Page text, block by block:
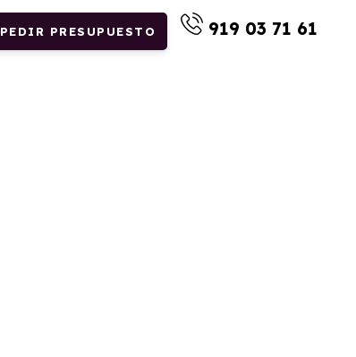
PEDIR PRESUPUESTO 919 03 71 61